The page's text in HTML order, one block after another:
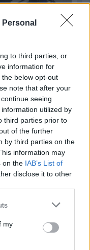
to third parties, or
information for
below opt-out
note that after your
seeing
utilized by
third parties prior to
of the further
by third parties on the
information may
on the IAB’s List of
disclose it to other
or more Google
You may click to
third-party tags to
in below Google
my
a Cadillac
mi történik